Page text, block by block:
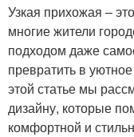
Узкая прихожая –
многие жители
подходом даже
превратить в
этой статье мы
дизайну, которые
комфортной и